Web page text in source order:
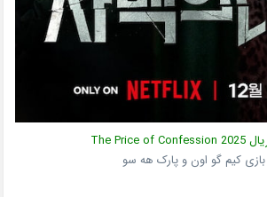
The Price of Confession 2025
بازی کیم گو اون و پارک هه سو